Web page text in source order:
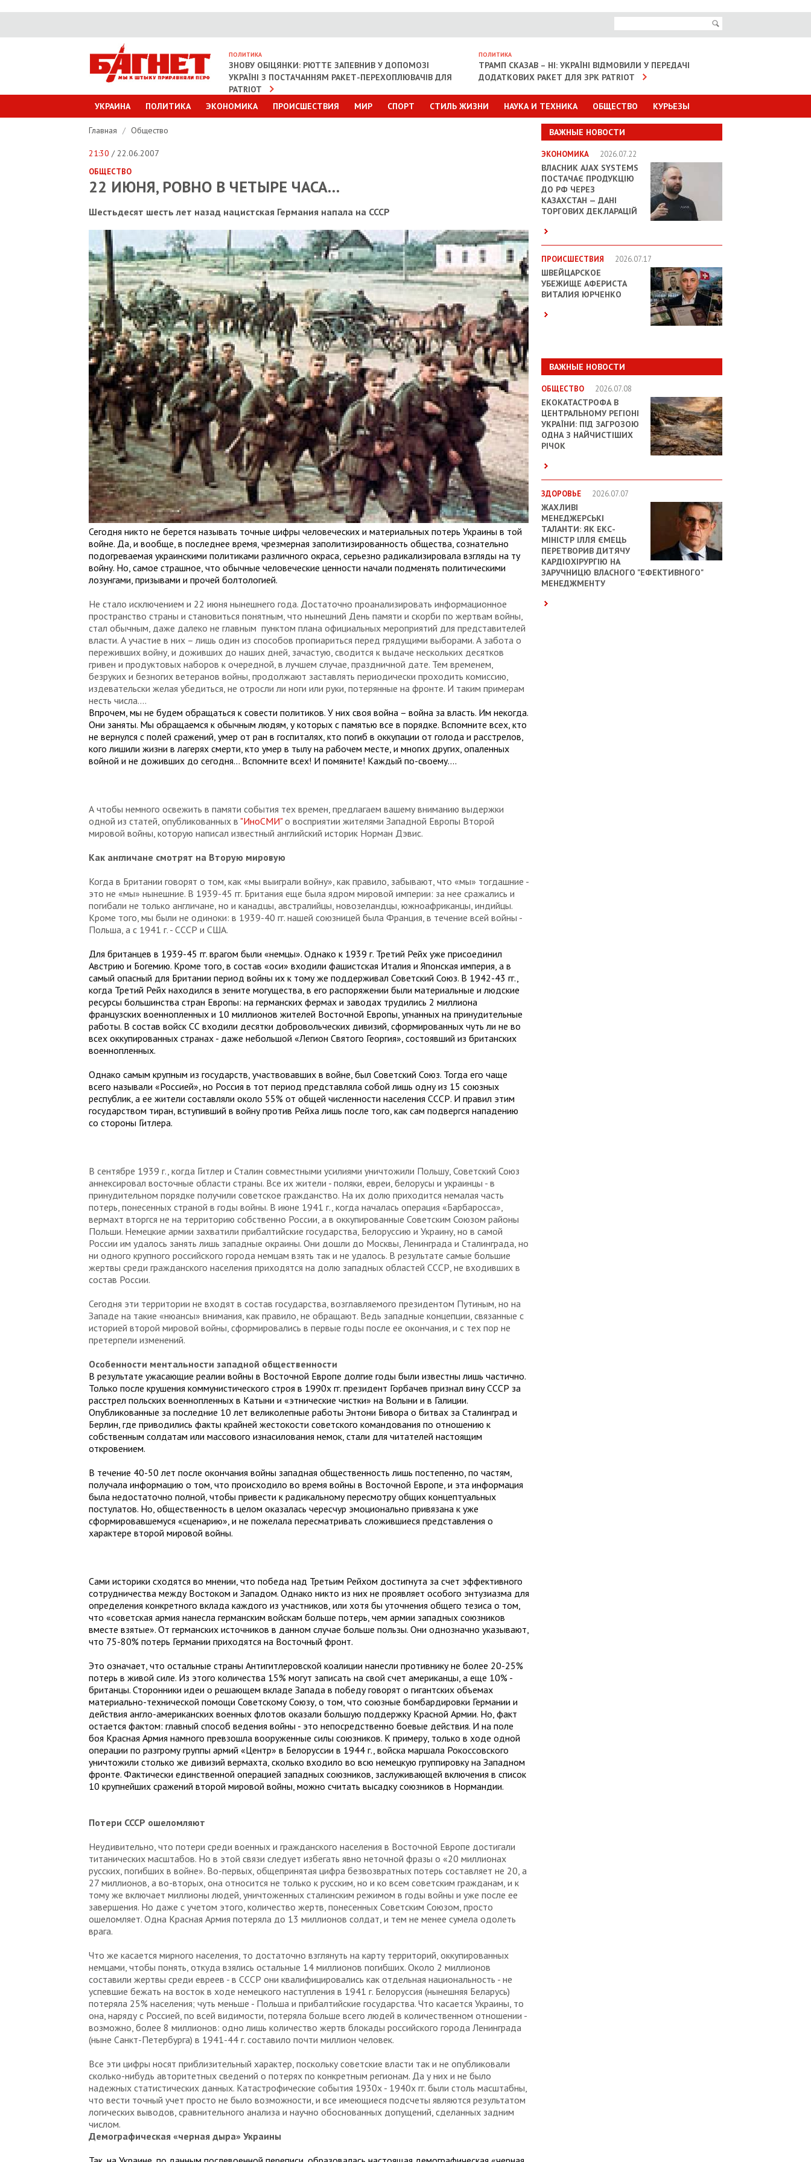
ПОЛИТИКА
ЗНОВУ ОБІЦЯНКИ: РЮТТЕ ЗАПЕВНИВ У ДОПОМОЗІ
УКРАЇНІ З ПОСТАЧАННЯМ РАКЕТ-ПЕРЕХОПЛЮВАЧІВ ДЛЯ
PATRIOT
ПОЛИТИКА
ТРАМП СКАЗАВ – НІ: УКРАЇНІ ВІДМОВИЛИ У ПЕРЕДАЧІ
ДОДАТКОВИХ РАКЕТ ДЛЯ ЗРК PATRIOT
УКРАИНА ПОЛИТИКА ЭКОНОМИКА ПРОИСШЕСТВИЯ МИР СПОРТ СТИЛЬ ЖИЗНИ НАУКА И ТЕХНИКА ОБЩЕСТВО КУРЬЕЗЫ
ВАЖНЫЕ НОВОСТИ
ЭКОНОМИКА 2026.07.22
ВЛАСНИК AJAX SYSTEMS
ПОСТАЧАЄ ПРОДУКЦІЮ
ДО РФ ЧЕРЕЗ
КАЗАХСТАН — ДАНІ
ТОРГОВИХ ДЕКЛАРАЦІЙ
ПРОИСШЕСТВИЯ 2026.07.17
ШВЕЙЦАРСКОЕ
УБЕЖИЩЕ АФЕРИСТА
ВИТАЛИЯ ЮРЧЕНКО
ВАЖНЫЕ НОВОСТИ
ОБЩЕСТВО 2026.07.08
ЕКОКАТАСТРОФА В
ЦЕНТРАЛЬНОМУ РЕГІОНІ
УКРАЇНИ: ПІД ЗАГРОЗОЮ
ОДНА З НАЙЧИСТІШИХ
РІЧОК
ЗДОРОВЬЕ 2026.07.07
ЖАХЛИВІ
МЕНЕДЖЕРСЬКІ
ТАЛАНТИ: ЯК ЕКС-
МІНІСТР ІЛЛЯ ЄМЕЦЬ
ПЕРЕТВОРИВ ДИТЯЧУ
КАРДІОХІРУРГІЮ НА
ЗАРУЧНИЦЮ ВЛАСНОГО "ЕФЕКТИВНОГО"
МЕНЕДЖМЕНТУ
Главная / Общество
21:30 / 22.06.2007
ОБЩЕСТВО
22 ИЮНЯ, РОВНО В ЧЕТЫРЕ ЧАСА…
Шестьдесят шесть лет назад нацистская Германия напала на СССР
Сегодня никто не берется называть точные цифры человеческих и материальных потерь Украины в той
войне. Да, и вообще, в последнее время, чрезмерная заполитизированность общества, сознательно
подогреваемая украинскими политиками различного окраса, серьезно радикализировала взгляды на ту
войну. Но, самое страшное, что обычные человеческие ценности начали подменять политическими
лозунгами, призывами и прочей болтологией.
Не стало исключением и 22 июня нынешнего года. Достаточно проанализировать информационное
пространство страны и становиться понятным, что нынешний День памяти и скорби по жертвам войны,
стал обычным, даже далеко не главным пунктом плана официальных мероприятий для представителей
власти. А участие в них – лишь один из способов пропиариться перед грядущими выборами. А забота о
переживших войну, и доживших до наших дней, зачастую, сводится к выдаче нескольких десятков
гривен и продуктовых наборов к очередной, в лучшем случае, праздничной дате. Тем временем,
безруких и безногих ветеранов войны, продолжают заставлять периодически проходить комиссию,
издевательски желая убедиться, не отросли ли ноги или руки, потерянные на фронте. И таким примерам
несть числа….
Впрочем, мы не будем обращаться к совести политиков. У них своя война – война за власть. Им некогда.
Они заняты. Мы обращаемся к обычным людям, у которых с памятью все в порядке. Вспомните всех, кто
не вернулся с полей сражений, умер от ран в госпиталях, кто погиб в оккупации от голода и расстрелов,
кого лишили жизни в лагерях смерти, кто умер в тылу на рабочем месте, и многих других, опаленных
войной и не доживших до сегодня… Вспомните всех! И помяните! Каждый по-своему….
А чтобы немного освежить в памяти события тех времен, предлагаем вашему вниманию выдержки
одной из статей, опубликованных в "ИноСМИ"о восприятии жителями Западной Европы Второй
мировой войны, которую написал известный английский историк Норман Дэвис.
Как англичане смотрят на Вторую мировую
Когда в Британии говорят о том, как «мы выиграли войну», как правило, забывают, что «мы» тогдашние -
это не «мы» нынешние. В 1939-45 гг. Британия еще была ядром мировой империи: за нее сражались и
погибали не только англичане, но и канадцы, австралийцы, новозеландцы, южноафриканцы, индийцы.
Кроме того, мы были не одиноки: в 1939-40 гг. нашей союзницей была Франция, в течение всей войны -
Польша, а с 1941 г. - СССР и США.
Для британцев в 1939-45 гг. врагом были «немцы». Однако к 1939 г. Третий Рейх уже присоединил
Австрию и Богемию. Кроме того, в состав «оси» входили фашистская Италия и Японская империя, а в
самый опасный для Британии период войны их к тому же поддерживал Советский Союз. В 1942-43 гг.,
когда Третий Рейх находился в зените могущества, в его распоряжении были материальные и людские
ресурсы большинства стран Европы: на германских фермах и заводах трудились 2 миллиона
французских военнопленных и 10 миллионов жителей Восточной Европы, угнанных на принудительные
работы. В состав войск СС входили десятки добровольческих дивизий, сформированных чуть ли не во
всех оккупированных странах - даже небольшой «Легион Святого Георгия», состоявший из британских
военнопленных.
Однако самым крупным из государств, участвовавших в войне, был Советский Союз. Тогда его чаще
всего называли «Россией», но Россия в тот период представляла собой лишь одну из 15 союзных
республик, а ее жители составляли около 55% от общей численности населения СССР. И правил этим
государством тиран, вступивший в войну против Рейха лишь после того, как сам подвергся нападению
со стороны Гитлера.
В сентябре 1939 г., когда Гитлер и Сталин совместными усилиями уничтожили Польшу, Советский Союз
аннексировал восточные области страны. Все их жители - поляки, евреи, белорусы и украинцы - в
принудительном порядке получили советское гражданство. На их долю приходится немалая часть
потерь, понесенных страной в годы войны. В июне 1941 г., когда началась операция «Барбаросса»,
вермахт вторгся не на территорию собственно России, а в оккупированные Советским Союзом районы
Польши. Немецкие армии захватили прибалтийские государства, Белоруссию и Украину, но в самой
России им удалось занять лишь западные окраины. Они дошли до Москвы, Ленинграда и Сталинграда, но
ни одного крупного российского города немцам взять так и не удалось. В результате самые большие
жертвы среди гражданского населения приходятся на долю западных областей СССР, не входивших в
состав России.
Сегодня эти территории не входят в состав государства, возглавляемого президентом Путиным, но на
Западе на такие «нюансы» внимания, как правило, не обращают. Ведь западные концепции, связанные с
историей второй мировой войны, сформировались в первые годы после ее окончания, и с тех пор не
претерпели изменений.
Особенности ментальности западной общественности
В результате ужасающие реалии войны в Восточной Европе долгие годы были известны лишь частично.
Только после крушения коммунистического строя в 1990х гг. президент Горбачев признал вину СССР за
расстрел польских военнопленных в Катыни и «этнические чистки» на Волыни и в Галиции.
Опубликованные за последние 10 лет великолепные работы Энтони Бивора о битвах за Сталинград и
Берлин, где приводились факты крайней жестокости советского командования по отношению к
собственным солдатам или массового изнасилования немок, стали для читателей настоящим
откровением.
В течение 40-50 лет после окончания войны западная общественность лишь постепенно, по частям,
получала информацию о том, что происходило во время войны в Восточной Европе, и эта информация
была недостаточно полной, чтобы привести к радикальному пересмотру общих концептуальных
постулатов. Но, общественность в целом оказалась чересчур эмоционально привязана к уже
сформировавшемуся «сценарию», и не пожелала пересматривать сложившиеся представления о
характере второй мировой войны.
Сами историки сходятся во мнении, что победа над Третьим Рейхом достигнута за счет эффективного
сотрудничества между Востоком и Западом. Однако никто из них не проявляет особого энтузиазма для
определения конкретного вклада каждого из участников, или хотя бы уточнения общего тезиса о том,
что «советская армия нанесла германским войскам больше потерь, чем армии западных союзников
вместе взятые». От германских источников в данном случае больше пользы. Они однозначно указывают,
что 75-80% потерь Германии приходятся на Восточный фронт.
Это означает, что остальные страны Антигитлеровской коалиции нанесли противнику не более 20-25%
потерь в живой силе. Из этого количества 15% могут записать на свой счет американцы, а еще 10% -
британцы. Сторонники идеи о решающем вкладе Запада в победу говорят о гигантских объемах
материально-технической помощи Советскому Союзу, о том, что союзные бомбардировки Германии и
действия англо-американских военных флотов оказали большую поддержку Красной Армии. Но, факт
остается фактом: главный способ ведения войны - это непосредственно боевые действия. И на поле
боя Красная Армия намного превзошла вооруженные силы союзников. К примеру, только в ходе одной
операции по разгрому группы армий «Центр» в Белоруссии в 1944 г., войска маршала Рокоссовского
уничтожили столько же дивизий вермахта, сколько входило во всю немецкую группировку на Западном
фронте. Фактически единственной операцией западных союзников, заслуживающей включения в список
10 крупнейших сражений второй мировой войны, можно считать высадку союзников в Нормандии.
Потери СССР ошеломляют
Неудивительно, что потери среди военных и гражданского населения в Восточной Европе достигали
титанических масштабов. Но в этой связи следует избегать явно неточной фразы о «20 миллионах
русских, погибших в войне». Во-первых, общепринятая цифра безвозвратных потерь составляет не 20, а
27 миллионов, а во-вторых, она относится не только к русским, но и ко всем советским гражданам, и к
тому же включает миллионы людей, уничтоженных сталинским режимом в годы войны и уже после ее
завершения. Но даже с учетом этого, количество жертв, понесенных Советским Союзом, просто
ошеломляет. Одна Красная Армия потеряла до 13 миллионов солдат, и тем не менее сумела одолеть
врага.
Что же касается мирного населения, то достаточно взглянуть на карту территорий, оккупированных
немцами, чтобы понять, откуда взялись остальные 14 миллионов погибших. Около 2 миллионов
составили жертвы среди евреев - в СССР они квалифицировались как отдельная национальность - не
успевшие бежать на восток в ходе немецкого наступления в 1941 г. Белоруссия (нынешняя Беларусь)
потеряла 25% населения; чуть меньше - Польша и прибалтийские государства. Что касается Украины, то
она, наряду с Россией, по всей видимости, потеряла больше всего людей в количественном отношении -
возможно, более 8 миллионов: одно лишь количество жертв блокады российского города Ленинграда
(ныне Санкт-Петербурга) в 1941-44 г. составило почти миллион человек.
Все эти цифры носят приблизительный характер, поскольку советские власти так и не опубликовали
сколько-нибудь авторитетных сведений о потерях по конкретным регионам. Да у них и не было
надежных статистических данных. Катастрофические события 1930х - 1940х гг. были столь масштабны,
что вести точный учет просто не было возможности, и все имеющиеся подсчеты являются результатом
логических выводов, сравнительного анализа и научно обоснованных допущений, сделанных задним
числом.
Демографическая «черная дыра» Украины